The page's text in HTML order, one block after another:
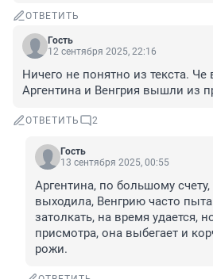
ОТВЕТИТЬ
Гость
12 сентября 2025, 22:16
Ничего не понятно из текста. Че
Аргентина и Венгрия вышли из
ОТВЕТИТЬ 2
Гость
13 сентября 2025, 00:55
Аргентина, по большому
выходила, Венгрию часто
затолкать, на время удается,
присмотра, она выбегает и
рожи.